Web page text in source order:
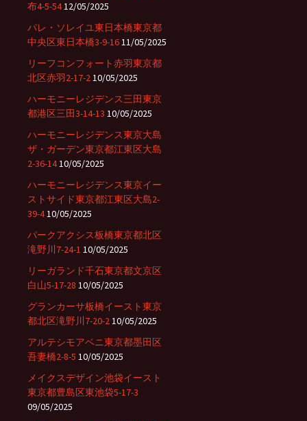
布4-5-5412/05/2025
パレ・ソレイユ東日本橋東京都
中央区東日本橋3-9-1611/05/2025
リーフコンフォート赤羽東京都
北区赤羽2-17-210/05/2025
ハーモニーレジデンス三田東京
都港区三田3-14-13 10/05/2025
ハーモニーレジデンス東京大島
ザ・ガーデン東京都江東区大島
2-36-1410/05/2025
ハーモニーレジデンス東京イー
ストサイド東京都江東区大島2-
39-410/05/2025
パークアクシス板橋東京都北区
滝野川7-24-1 10/05/2025
リーガランド千石東京都文京区
白山5-17-28 10/05/2025
グランカーサ板橋イースト東京
都北区滝野川7-20-210/05/2025
アルテシモアベニ東京都墨田区
吾妻橋2-8-5 10/05/2025
メイクスデザイン池袋イースト
東京都豊島区東池袋5-17-3
09/05/2025